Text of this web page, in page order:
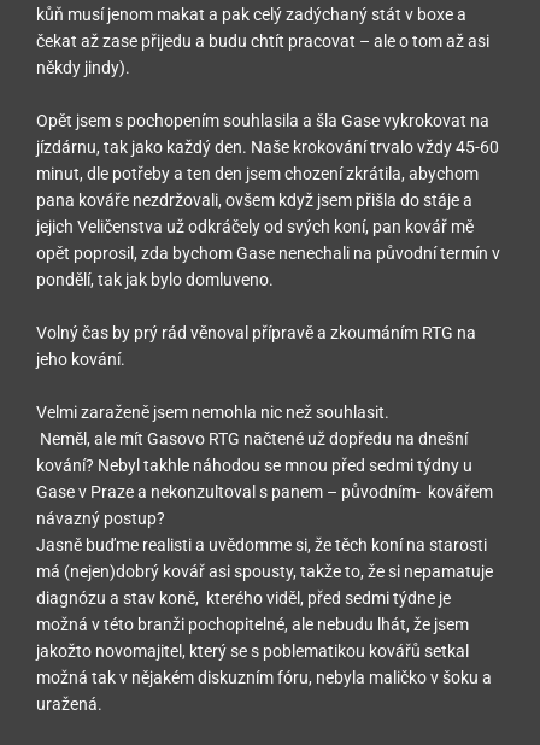
kůň musí jenom makat a pak celý zadýchaný stát v boxe a
čekat až zase přijedu a budu chtít pracovat – ale o tom až asi
někdy jindy).
Opět jsem s pochopením souhlasila a šla Gase vykrokovat na
jízdárnu, tak jako každý den. Naše krokování trvalo vždy 45-60
minut, dle potřeby a ten den jsem chození zkrátila, abychom
pana kováře nezdržovali, ovšem když jsem přišla do stáje a
jejich Veličenstva už odkráčely od svých koní, pan kovář mě
opět poprosil, zda bychom Gase nenechali na původní termín v
pondělí, tak jak bylo domluveno.
Volný čas by prý rád věnoval přípravě a zkoumáním RTG na
jeho kování.
Velmi zaraženě jsem nemohla nic než souhlasit.
Neměl, ale mít Gasovo RTG načtené už dopředu na dnešní
kování? Nebyl takhle náhodou se mnou před sedmi týdny u
Gase v Praze a nekonzultoval s panem – původním- kovářem
návazný postup?
Jasně buďme realisti a uvědomme si, že těch koní na starosti
má (nejen)dobrý kovář asi spousty, takže to, že si nepamatuje
diagnózu a stav koně, kterého viděl, před sedmi týdne je
možná v této branži pochopitelné, ale nebudu lhát, že jsem
jakožto novomajitel, který se s poblematikou kovářů setkal
možná tak v nějakém diskuzním fóru, nebyla maličko v šoku a
uražená.